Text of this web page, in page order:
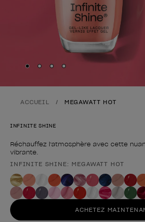
Skip to slide
Skip to slide
Skip to slide
Skip to slide
ACCUEIL MEGAWATT HOT
INFINITE SHINE
Réchauffez l'atmosphère avec cette
vibrante.
Forme du produit
INFINITE SHINE: MEGAWATT HOT
ACHETEZ